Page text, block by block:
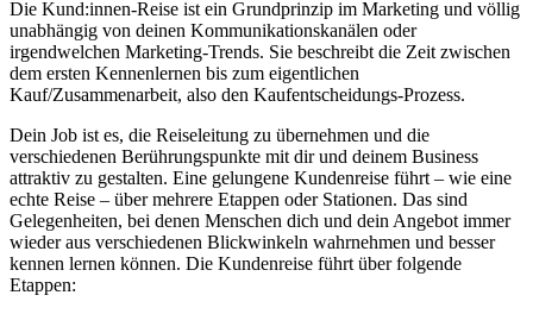
Die Kund:innen-Reise ist ein Grundprinzip im Marketing und völlig
unabhängig von deinen Kommunikationskanälen oder
irgendwelchen Marketing-Trends. Sie beschreibt die Zeit zwischen
dem ersten Kennenlernen bis zum eigentlichen
Kauf/Zusammenarbeit, also den Kaufentscheidungs-Prozess.
Dein Job ist es, die Reiseleitung zu übernehmen und die
verschiedenen Berührungspunkte mit dir und deinem Business
attraktiv zu gestalten. Eine gelungene Kundenreise führt – wie eine
echte Reise – über mehrere Etappen oder Stationen. Das sind
Gelegenheiten, bei denen Menschen dich und dein Angebot immer
wieder aus verschiedenen Blickwinkeln wahrnehmen und besser
kennen lernen können. Die Kundenreise führt über folgende
Etappen: